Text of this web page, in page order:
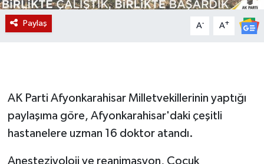
Paylaş A- A+
AK Parti Afyonkarahisar Milletvekillerinin yaptığı
paylaşıma göre, Afyonkarahisar'daki çeşitli
hastanelere uzman 16 doktor atandı.
Anesteziyoloji ve reanimasyon, Çocuk